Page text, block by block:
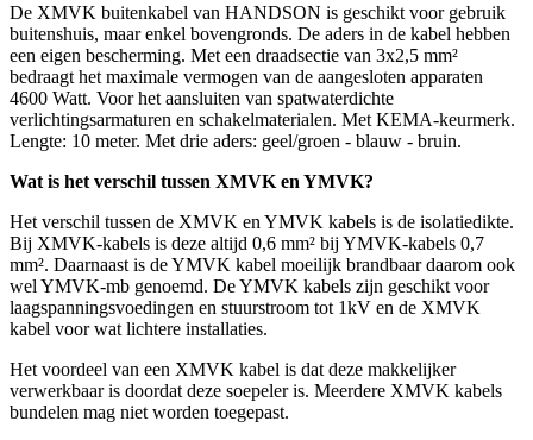
De XMVK buitenkabel van HANDSON is geschikt voor gebruik
buitenshuis, maar enkel bovengronds. De aders in de kabel hebben
een eigen bescherming. Met een draadsectie van 3x2,5 mm²
bedraagt het maximale vermogen van de aangesloten apparaten
4600 Watt. Voor het aansluiten van spatwaterdichte
verlichtingsarmaturen en schakelmaterialen. Met KEMA-keurmerk.
Lengte: 10 meter. Met drie aders: geel/groen - blauw - bruin.
Wat is het verschil tussen XMVK en YMVK?
Het verschil tussen de XMVK en YMVK kabels is de isolatiedikte.
Bij XMVK-kabels is deze altijd 0,6 mm² bij YMVK-kabels 0,7
mm². Daarnaast is de YMVK kabel moeilijk brandbaar daarom ook
wel YMVK-mb genoemd. De YMVK kabels zijn geschikt voor
laagspanningsvoedingen en stuurstroom tot 1kV en de XMVK
kabel voor wat lichtere installaties.
Het voordeel van een XMVK kabel is dat deze makkelijker
verwerkbaar is doordat deze soepeler is. Meerdere XMVK kabels
bundelen mag niet worden toegepast.